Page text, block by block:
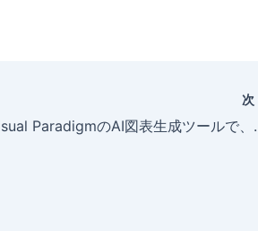
次
Visual